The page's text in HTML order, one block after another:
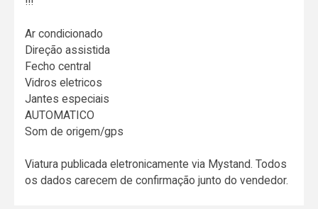
Ar condicionado
Direção assistida
Fecho central
Vidros eletricos
Jantes especiais
AUTOMATICO
Som de origem/gps
Viatura publicada eletronicamente via Mystand. Todos
os dados carecem de confirmação junto do vendedor.